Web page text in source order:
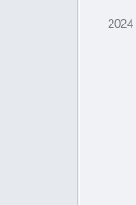
2024